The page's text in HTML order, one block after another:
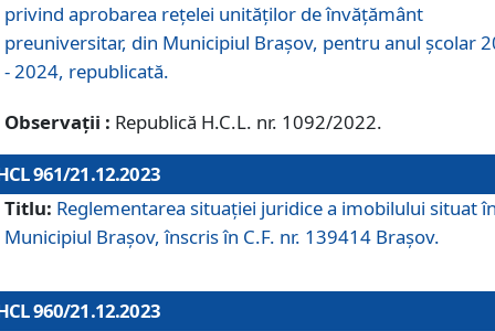
privind aprobarea rețelei unităților de învăţământ
preuniversitar, din Municipiul Braşov, pentru anul școlar
- 2024, republicată.
Observații : Republică H.C.L. nr. 1092/2022.
961/21.12.2023
Titlu: Reglementarea situației juridice a imobilului situat
Municipiul Brașov, înscris în C.F. nr. 139414 Brașov.
960/21.12.2023